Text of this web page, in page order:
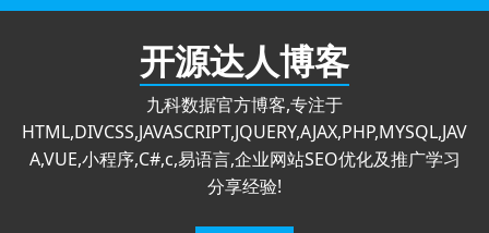
跳
开源达人博客
九科数据官方博客,专注于
HTML,DIVCSS,JAVASCRIPT,JQUERY,AJAX,PHP,MYSQL,JAV
A,VUE,小程序,C#,c,易语言,企业网站SEO优化及推广学习
分享经验!